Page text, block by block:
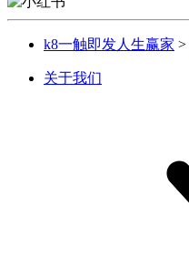
k8一触即发人生赢家 >
关于我们